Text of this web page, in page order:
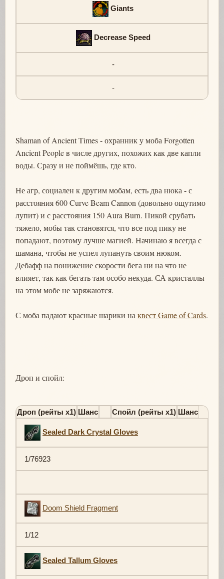
Giants
Decrease Speed
-
-
Shaman of Ancient Times - охранник у моба Forgotten
Ancient People в числе других, похожих как две капли
воды. Сразу и не поймёшь, где кто.
Не агр, социален к другим мобам, есть два нюка - с
расстояния 600 Curve Beam Cannon (довольно ощутимо
лупит) и с расстояния 150 Aura Burn. Пикой срубать
тяжело, мобы так становятся, что все под пику не
попадают, поэтому лучше магией. Начинаю я всегда с
шамана, чтобы не успел лупануть своим нюком.
Дебафф на понижение скорости бега ни на что не
влияет, так как бегать там особо некуда. СА кристаллы
на этом мобе не заряжаются.
С моба падают красные шарики на квест Game of Cards.
Дроп и спойл:
Дроп (рейты х1) Шанс Спойл (рейты х1) Шанс
Sealed Dark Crystal Gloves
1/76923
Doom Shield Fragment
1/12
Sealed Tallum Gloves